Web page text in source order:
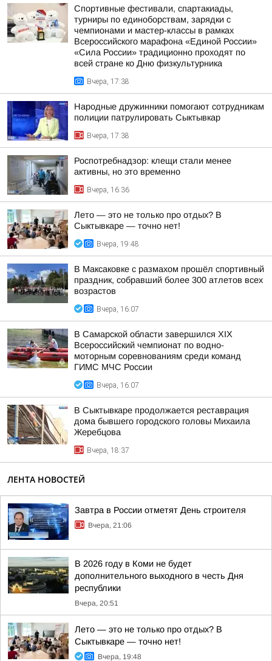
Спортивные фестивали, спартакиады,
турниры по единоборствам, зарядки с
чемпионами и мастер-классы в рамках
Всероссийского марафона «Единой России»
«Сила России» традиционно проходят по
всей стране ко Дню физкультурника
Вчера, 17:38
Народные дружинники помогают сотрудникам
полиции патрулировать Сыктывкар
Вчера, 17:38
Роспотребнадзор: клещи стали менее
активны, но это временно
Вчера, 16:36
Лето — это не только про отдых? В
Сыктывкаре — точно нет!
Вчера, 19:48
В Максаковке с размахом прошёл спортивный
праздник, собравший более 300 атлетов всех
возрастов
Вчера, 16:07
В Самарской области завершился XIХ
Всероссийский чемпионат по водно-
моторным соревнованиям среди команд
ГИМС МЧС России
Вчера, 16:07
В Сыктывкаре продолжается реставрация
дома бывшего городского головы Михаила
Жеребцова
Вчера, 18:37
ЛЕНТА НОВОСТЕЙ
Завтра в России отметят День строителя
Вчера, 21:06
В 2026 году в Коми не будет
дополнительного выходного в честь Дня
республики
Вчера, 20:51
Лето — это не только про отдых? В
Сыктывкаре — точно нет!
Вчера, 19:48